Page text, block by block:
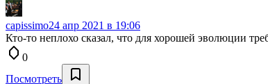
capissimo24 апр 2021 в 19:06
Кто-то неплохо сказал, что для хорошей эволюции
0
Посмотреть